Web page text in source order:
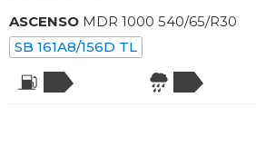
ASCENSO MDR 1000 540/65/R30
SB 161A8/156D TL